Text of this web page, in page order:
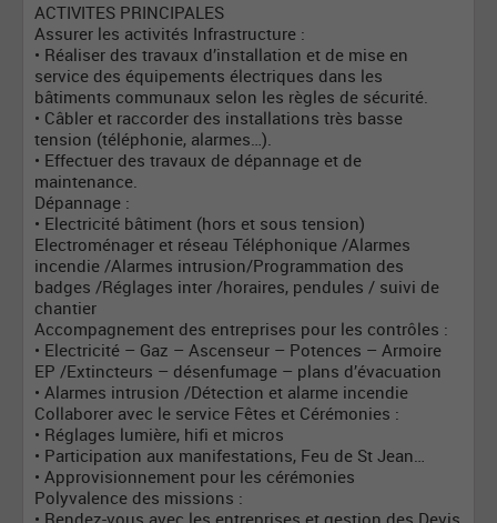
ACTIVITES PRINCIPALES
Assurer les activités Infrastructure :
• Réaliser des travaux d’installation et de mise en
service des équipements électriques dans les
bâtiments communaux selon les règles de sécurité.
• Câbler et raccorder des installations très basse
tension (téléphonie, alarmes…).
• Effectuer des travaux de dépannage et de
maintenance.
Dépannage :
• Electricité bâtiment (hors et sous tension)
Electroménager et réseau Téléphonique /Alarmes
incendie /Alarmes intrusion/Programmation des
badges /Réglages inter /horaires, pendules / suivi de
chantier
Accompagnement des entreprises pour les contrôles :
• Electricité – Gaz – Ascenseur – Potences – Armoire
EP /Extincteurs – désenfumage – plans d’évacuation
• Alarmes intrusion /Détection et alarme incendie
Collaborer avec le service Fêtes et Cérémonies :
• Réglages lumière, hifi et micros
• Participation aux manifestations, Feu de St Jean…
• Approvisionnement pour les cérémonies
Polyvalence des missions :
• Rendez-vous avec les entreprises et gestion des Devis